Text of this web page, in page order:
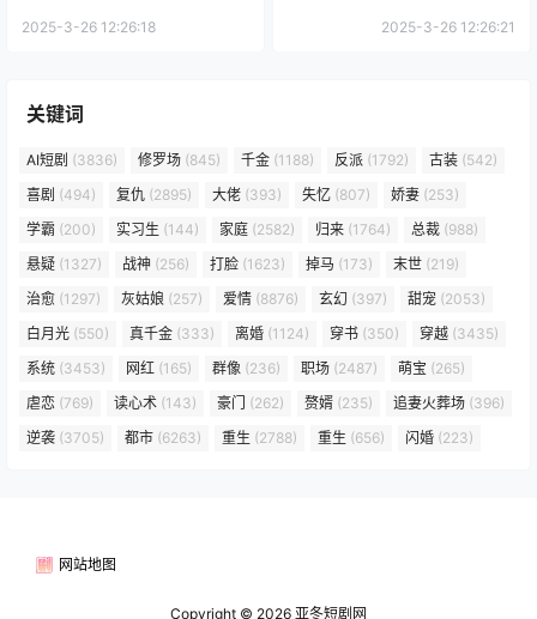
2025-3-26 12:26:18 2025-3-26 12:26:21
关键词
AI短剧 (3836) 修罗场 (845) 千金 (1188) 反派 (1792) 古装 (542)
喜剧 (494) 复仇 (2895) 大佬 (393) 失忆 (807) 娇妻 (253)
学霸 (200) 实习生 (144) 家庭 (2582) 归来 (1764) 总裁 (988)
悬疑 (1327) 战神 (256) 打脸 (1623) 掉马 (173) 末世 (219)
治愈 (1297) 灰姑娘 (257) 爱情 (8876) 玄幻 (397) 甜宠 (2053)
白月光 (550) 真千金 (333) 离婚 (1124) 穿书 (350) 穿越 (3435)
系统 (3453) 网红 (165) 群像 (236) 职场 (2487) 萌宝 (265)
虐恋 (769) 读心术 (143) 豪门 (262) 赘婿 (235) 追妻火葬场 (396)
逆袭 (3705) 都市 (6263) 重生 (2788) 重生 (656) 闪婚 (223)
网站地图
Copyright © 2026 亚冬短剧网